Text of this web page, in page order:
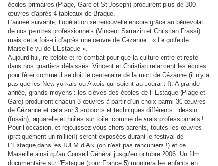
écoles primaires (Plage, Gare et St Joseph) produirent plus de 300
œuvres d’après 4 tableaux de Braque.
L’année suivante, l’opération se renouvelle encore grâce au bénévolat
de nos peintres professionnels (Vincent Sarrazin et Christian Frassi)
mais cette fois-ci d’après une œuvre de Cézanne : « Le golfe de
Marseille vu de L’Estaque ».
Aujourd’hui, re-belote et re-combat pour que la culture entre et reste
dans nos quartiers délaissés. Vincent et Christian relancent les écoles
pour fêter comme il se doit le centenaire de la mort de Cézanne (il n’y a
pas que les New-yorkais ou Aixois qui soient au courant !). A grande
année, grands moyens : les élèves des écoles de l’ Estaque (Plage et
Gare) produiront chacun 3 œuvres à partir d’un choix parmi 30 œuvres
de Cézanne et cela sur 3 supports et techniques différents : dessin
(fusain), aquarelle et huiles sur toile, comme de vrais professionnels !
Pour l’occasion, et réjouissez-vous chers parents, toutes les œuvres
(pratiquement un millier!) seront exposées durant le festival de
L’Estaque,dans les IUFM d’Aix (on n'est pas rancuniers !) et de
Marseille ainsi qu’au Conseil Général jusqu’en octobre 2006. Un film
documentaire sur l'Estaque (pour France 5) montrera les enfants en